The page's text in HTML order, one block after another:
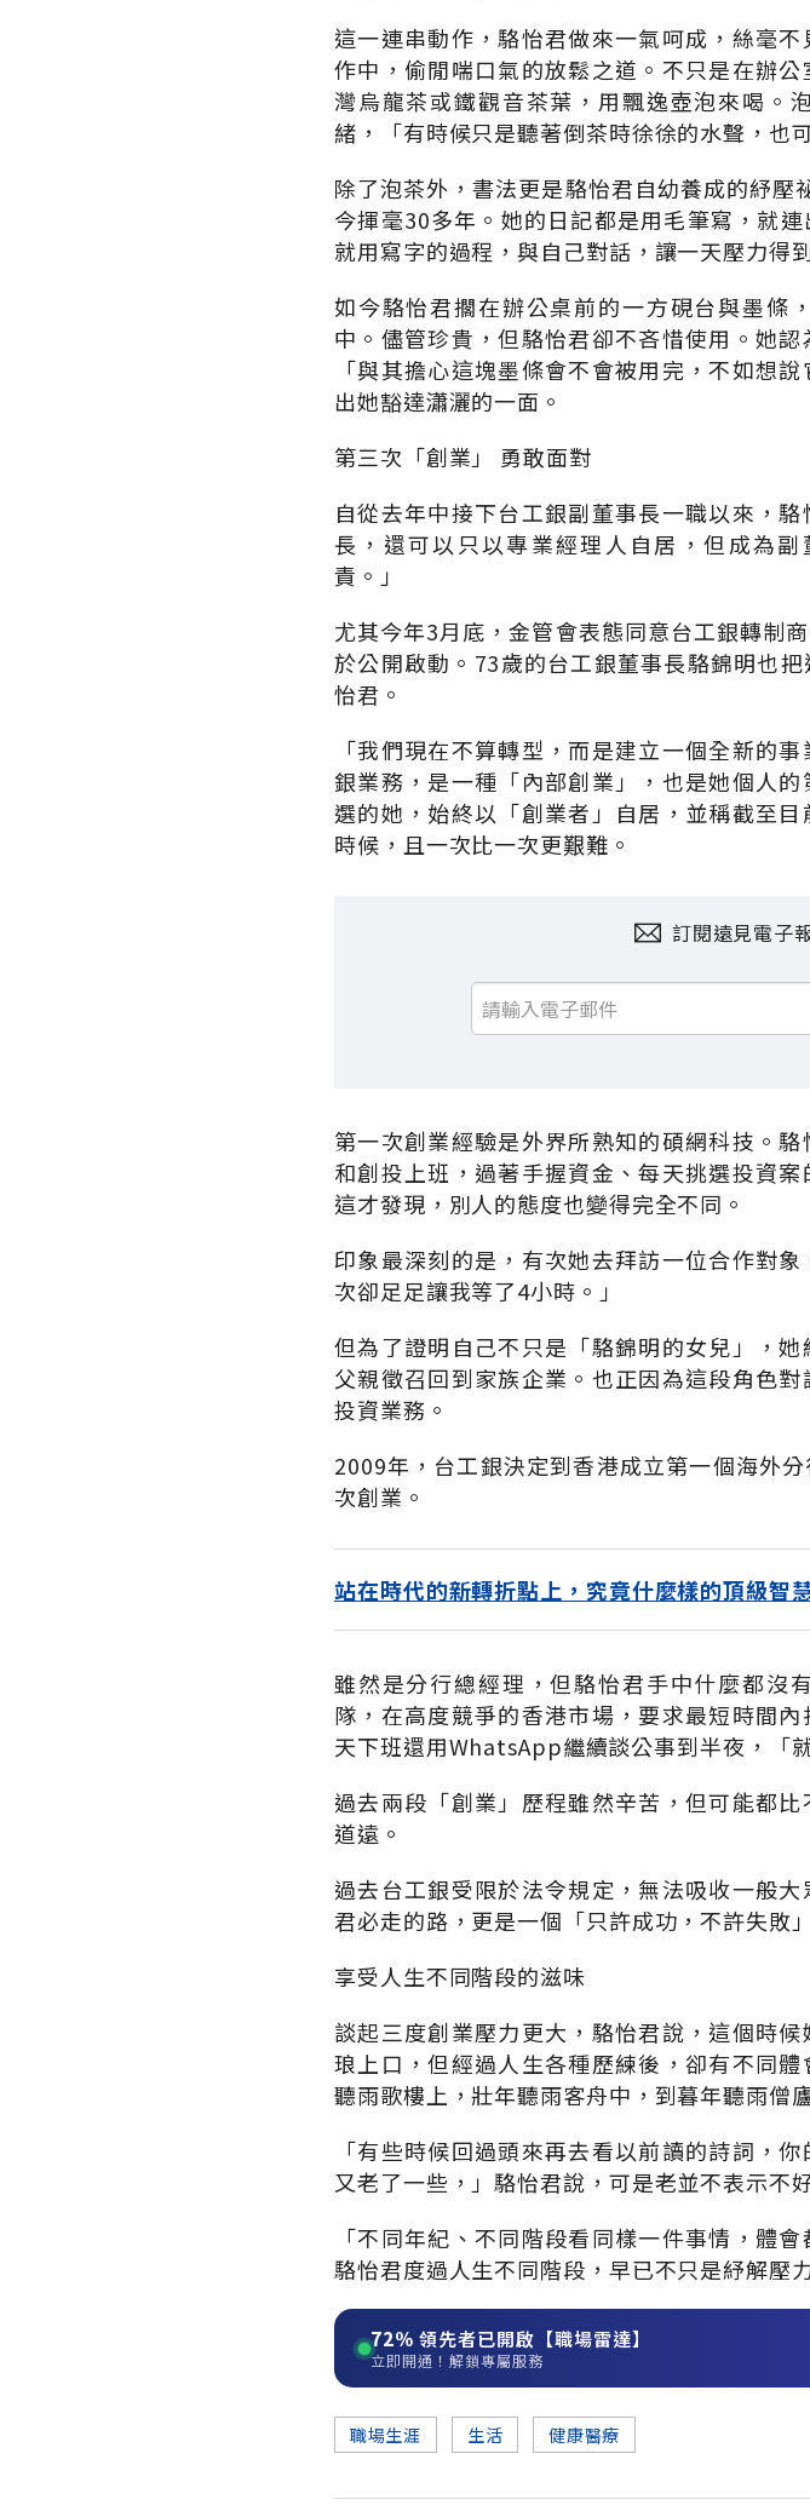
這一連串動作，駱怡君做來一氣呵成，絲毫
作中，偷閒喘口氣的放鬆之道。不只是在辦
灣烏龍茶或鐵觀音茶葉，用飄逸壺泡來喝。
緒，「有時候只是聽著倒茶時徐徐的水聲，也
除了泡茶外，書法更是駱怡君自幼養成的紓
今揮毫30多年。她的日記都是用毛筆寫，就
就用寫字的過程，與自己對話，讓一天壓力得
如今駱怡君擱在辦公桌前的一方硯台與墨條
中。儘管珍貴，但駱怡君卻不吝惜使用。她
「與其擔心這塊墨條會不會被用完，不如想
出她豁達瀟灑的一面。
第三次「創業」 勇敢面對
自從去年中接下台工銀副董事長一職以來，
長，還可以只以專業經理人自居，但成為
責。」
尤其今年3月底，金管會表態同意台工銀轉制
於公開啟動。73歲的台工銀董事長駱錦明也
怡君。
「我們現在不算轉型，而是建立一個全新的
銀業務，是一種「內部創業」，也是她個人
選的她，始終以「創業者」自居，並稱截至
時候，且一次比一次更艱難。
訂閱遠見電子
第一次創業經驗是外界所熟知的碩網科技。
和創投上班，過著手握資金、每天挑選投資
這才發現，別人的態度也變得完全不同。
印象最深刻的是，有次她去拜訪一位合作對
次卻足足讓我等了4小時。」
但為了證明自己不只是「駱錦明的女兒」，
父親徵召回到家族企業。也正因為這段角色
投資業務。
2009年，台工銀決定到香港成立第一個海外
次創業。
站在時代的新轉折點上，究竟什麼樣的頂級智
雖然是分行總經理，但駱怡君手中什麼都沒
隊，在高度競爭的香港市場，要求最短時間
天下班還用WhatsApp繼續談公事到半夜，「
過去兩段「創業」歷程雖然辛苦，但可能都
道遠。
過去台工銀受限於法令規定，無法吸收一般
君必走的路，更是一個「只許成功，不許失敗
享受人生不同階段的滋味
談起三度創業壓力更大，駱怡君說，這個時
琅上口，但經過人生各種歷練後，卻有不同
聽雨歌樓上，壯年聽雨客舟中，到暮年聽雨僧
「有些時候回過頭來再去看以前讀的詩詞，
又老了一些，」駱怡君說，可是老並不表示不
「不同年紀、不同階段看同樣一件事情，體
駱怡君度過人生不同階段，早已不只是紓解壓
72% 領先者已開啟【職場雷達】
立即開通！解鎖專屬服務
職場生涯 生活 健康醫療